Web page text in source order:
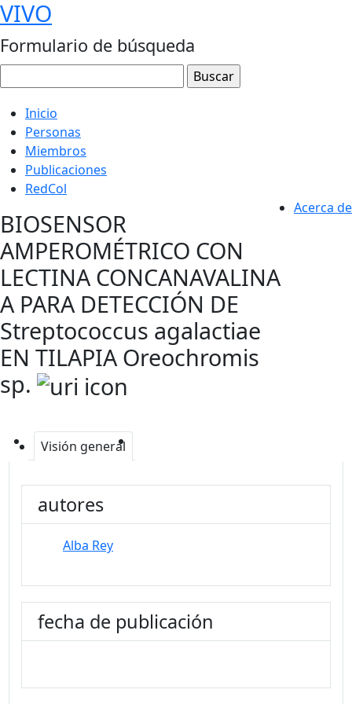
VIVO
Formulario de búsqueda
Inicio
Personas
Miembros
Publicaciones
RedCol
Acerca de
BIOSENSOR
AMPEROMÉTRICO CON
LECTINA CONCANAVALINA
A PARA DETECCIÓN DE
Streptococcus agalactiae
EN TILAPIA Oreochromis
sp.
Visión general
autores
Alba Rey
fecha de publicación